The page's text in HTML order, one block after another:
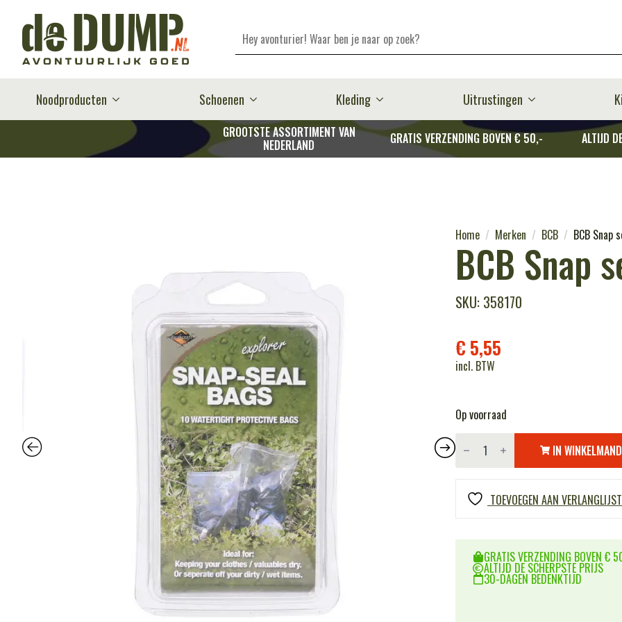
Zoeken
Noodproducten Schoenen Kleding Uitrustingen
GROOTSTE ASSORTIMENT VAN
NEDERLAND GRATIS VERZENDING BOVEN € 50,- ALTIJD
Home Merken BCB BCB Snap
BCB Snap
SKU: 358170
€ 5,55
incl. BTW
Op voorraad
BCB
Snap
bag
CL006
aantal
IN WINKELMAND
TOEVOEGEN AAN VERLANGLIJST
GRATIS VERZENDING BOVEN €
ALTIJD DE SCHERPSTE PRIJS
30-DAGEN BEDENKTIJD